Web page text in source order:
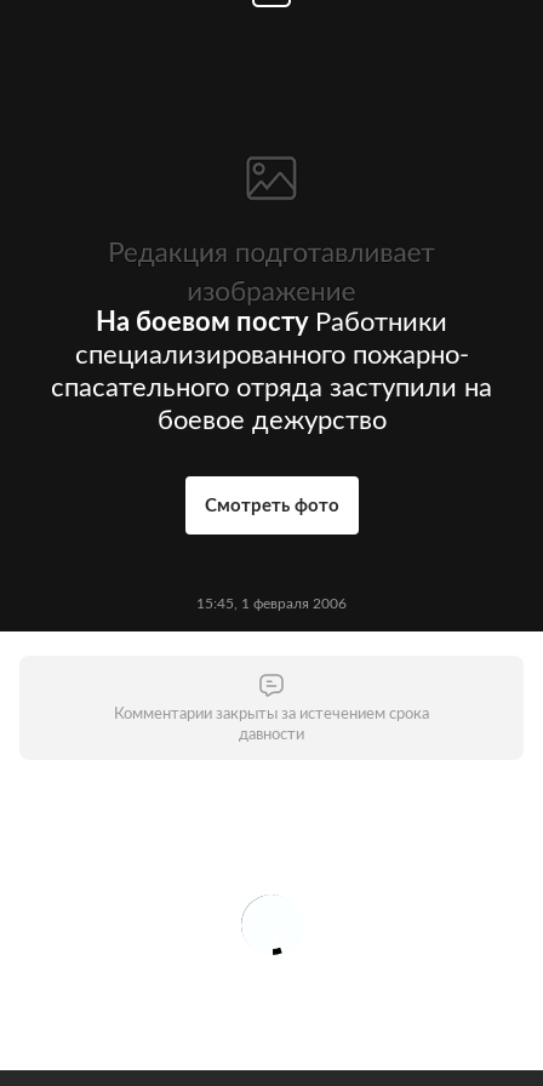
На боевом посту Работники
специализированного пожарно-
спасательного отряда заступили на
боевое дежурство
Смотреть фото
15:45, 1 февраля 2006
Комментарии закрыты за истечением срока
давности